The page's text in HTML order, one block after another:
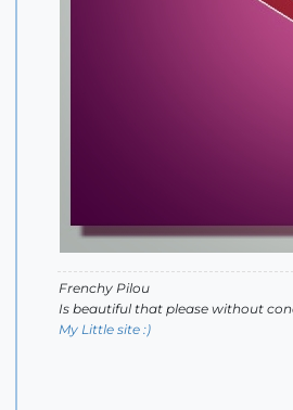
Frenchy Pilou
Is beautiful that please without
My Little site :)